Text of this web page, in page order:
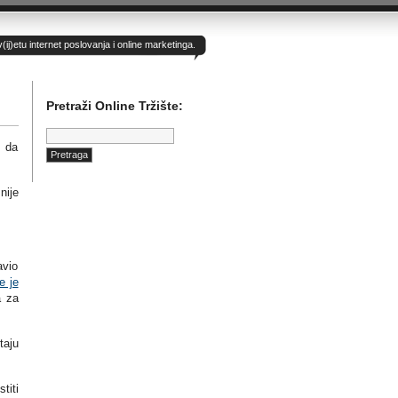
internet poslovanja i online marketinga.
da
je
za
Pretraži Online Tržište:
Pretraga: